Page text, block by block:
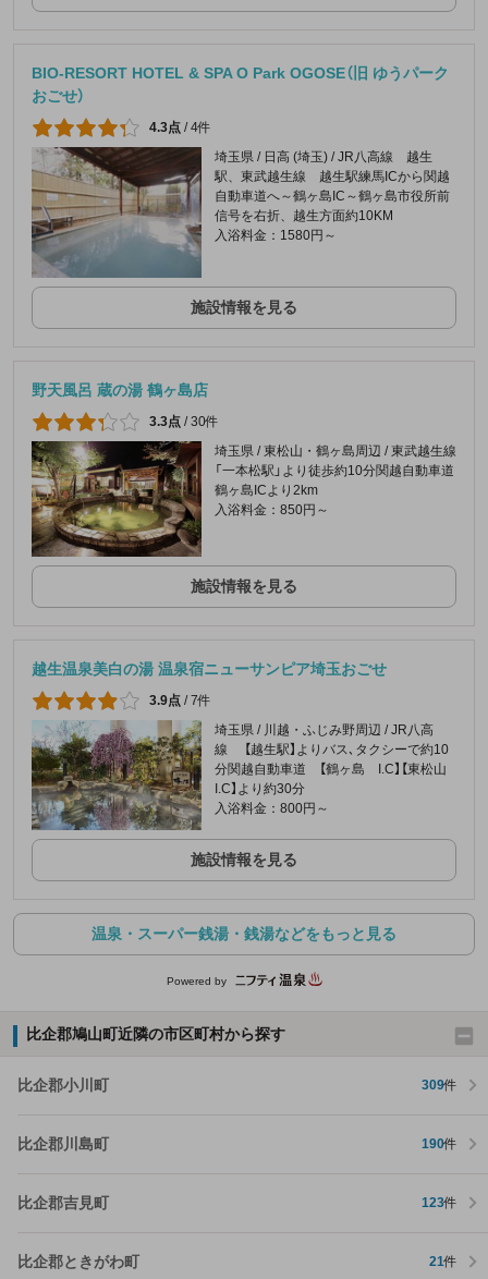
BIO-RESORT HOTEL & SPA O Park OGOSE（旧 ゆうパーク
おごせ）
4.3点 /4件
埼玉県 / 日高 (埼玉) / JR八高線 越生
駅、東武越生線 越生駅練馬ICから関越
自動車道へ～鶴ヶ島IC～鶴ヶ島市役所前
信号を右折、越生方面約10KM
入浴料金：1580円～
施設情報を見る
野天風呂 蔵の湯 鶴ヶ島店
3.3点 /30件
埼玉県 / 東松山・鶴ヶ島周辺 / 東武越生線
「一本松駅」より徒歩約10分関越自動車道
鶴ヶ島ICより2km
入浴料金：850円～
施設情報を見る
越生温泉美白の湯 温泉宿ニューサンピア埼玉おごせ
3.9点 /7件
埼玉県 / 川越・ふじみ野周辺 / JR八高
線 【越生駅】よりバス､タクシーで約10
分関越自動車道 【鶴ヶ島 I.C】【東松山
I.C】より約30分
入浴料金：800円～
施設情報を見る
温泉・スーパー銭湯・銭湯などをもっと見る
Powered by
比企郡鳩山町近隣の市区町村から探す
比企郡小川町 309件
比企郡川島町 190件
比企郡吉見町 123件
比企郡ときがわ町 21件